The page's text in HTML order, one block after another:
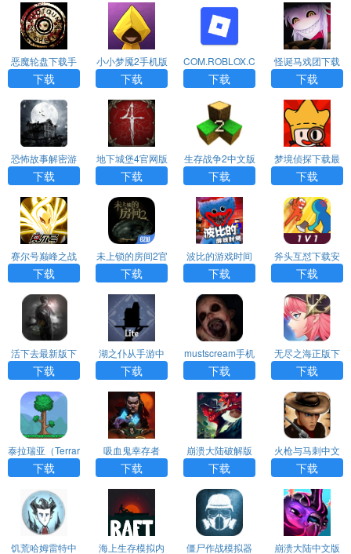
恶魔轮盘下载手
机版
下载
小小梦魇2手机版
下载
下载
COM.ROBLOX.C
LIENT最新版下
载
下载
怪诞马戏团下载
官方正版安卓版
下载
恐怖故事解密游
戏
下载
地下城堡4官网版
下载
下载
生存战争2中文版
下载联机版
下载
梦境侦探下载最
新版
下载
赛尔号巅峰之战
下载官网
下载
未上锁的房间2官
方版下载
下载
波比的游戏时间
正版手机版
下载
斧头互怼下载安
装正版
下载
活下去最新版下
载
下载
湖之仆从手游中
文版
下载
mustscream手机
版下载免费版
下载
无尽之海正版下
载
下载
泰拉瑞亚（Terrar
ia）
下载
吸血鬼幸存者
下载
崩溃大陆破解版
无限血无限资源
中文 v100.0.93
安卓最新版
下载
火枪与马刺中文
破解版 v1.2 安卓
版
下载
饥荒哈姆雷特中 海上生存模拟内 僵尸作战模拟器 崩溃大陆中文版